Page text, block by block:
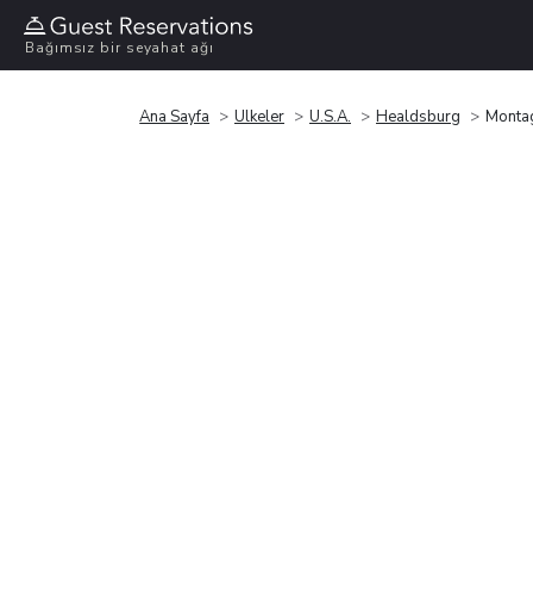
Bağımsız bir seyahat ağı
Ana Sayfa Ülkeler U.S.A. Healdsburg